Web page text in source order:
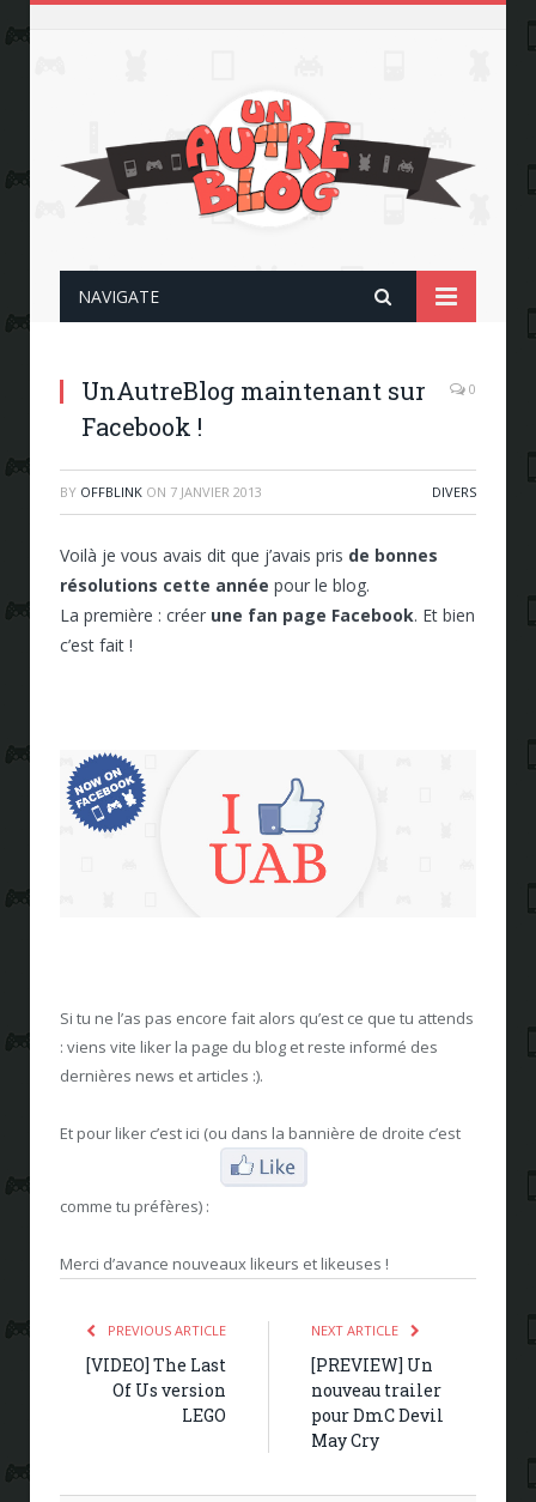
NAVIGATE
UnAutreBlog maintenant sur
Facebook !
0
BY OFFBLINK ON 7 JANVIER 2013 DIVERS
Voilà je vous avais dit que j’avais pris de bonnes
résolutions cette année pour le blog.
La première : créer une fan page Facebook. Et bien
c’est fait !
Si tu ne l’as pas encore fait alors qu’est ce que tu attends
: viens vite liker la page du blog et reste informé des
dernières news et articles :).
Et pour liker c’est ici (ou dans la bannière de droite c’est
comme tu préfères) :
Merci d’avance nouveaux likeurs et likeuses !
PREVIOUS ARTICLE
[VIDEO] The Last
Of Us version
LEGO
NEXT ARTICLE
[PREVIEW] Un
nouveau trailer
pour DmC Devil
May Cry